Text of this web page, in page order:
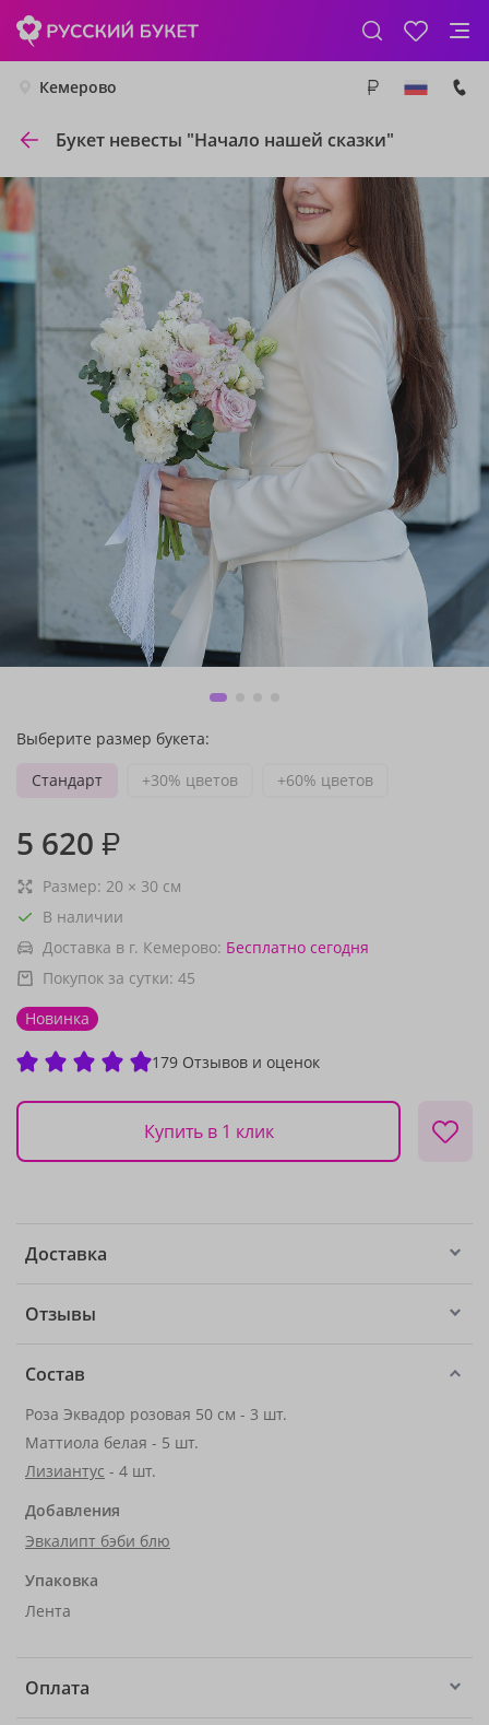
Кемерово
Букет невесты "Начало нашей сказки"
Выберите размер букета:
Стандарт
+30% цветов +60% цветов
5 620 ₽
Размер: 20 × 30 см
В наличии
Доставка в г. Кемерово: Бесплатно сегодня
Покупок за сутки: 45
Новинка
179 Отзывов и оценок
Купить в 1 клик
Доставка
Отзывы
Состав
Роза Эквадор розовая 50 см - 3 шт.
Маттиола белая - 5 шт.
Лизиантус - 4 шт.
Добавления
Эвкалипт бэби блю
Упаковка
Лента
Оплата